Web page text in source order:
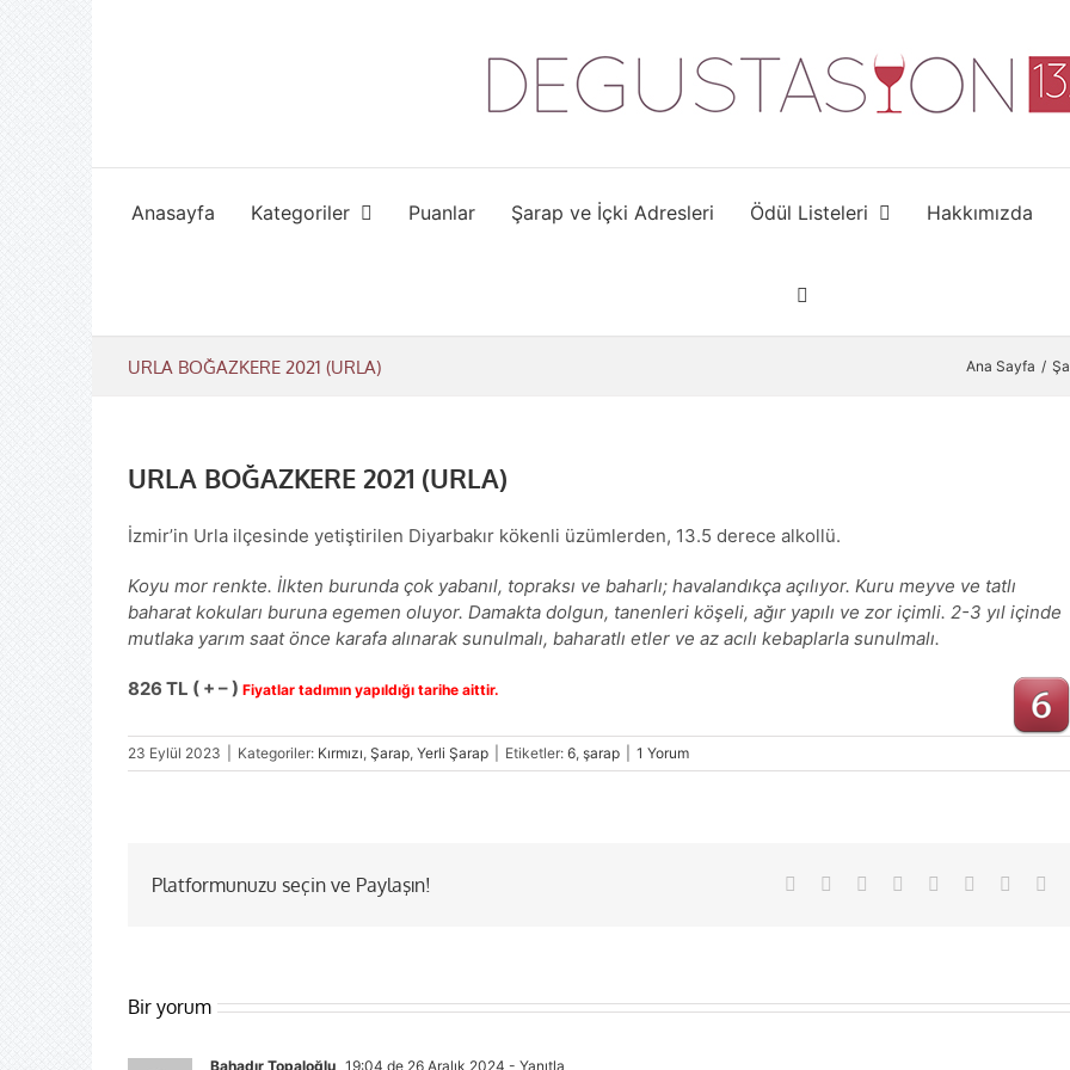
Anasayfa Kategoriler Puanlar Şarap ve İçki Adresleri Ödül Listeleri Hakkımızda
URLA BOĞAZKERE 2021 (URLA) Ana Sayfa
URLA BOĞAZKERE 2021 (URLA)
İzmir’in Urla ilçesinde yetiştirilen Diyarbakır kökenli üzümlerden, 13.5 derece alkollü.
Koyu mor renkte. İlkten burunda çok yabanıl, topraksı ve baharlı; havalandıkça açılıyor. Kuru meyve ve tatlı
baharat kokuları buruna egemen oluyor. Damakta dolgun, tanenleri köşeli, ağır yapılı ve zor içimli. 2-3 yıl içinde
mutlaka yarım saat önce karafa alınarak sunulmalı, baharatlı etler ve az acılı kebaplarla sunulmalı.
826 TL ( + – ) Fiyatlar tadımın yapıldığı tarihe aittir.
23 Eylül 2023 Kategoriler: Kırmızı, Şarap, Yerli Şarap Etiketler: 6, şarap 1 Yorum
Platformunuzu seçin ve Paylaşın! Facebook Reddit LinkedIn
TumblrPinterest
Bir yorum
Bahadır Topaloğlu 19:04 de 26 Aralık 2024 - Yanıtla